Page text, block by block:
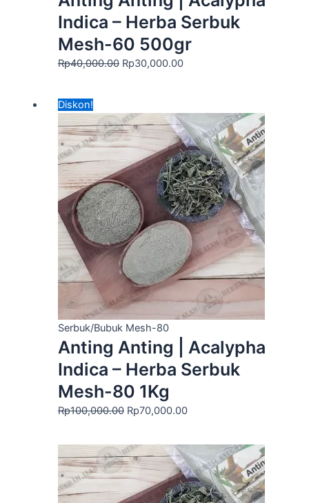
Indica – Herba Serbuk
Mesh-60 500gr
Rp40,000.00 Rp30,000.00
Diskon!
Serbuk/Bubuk Mesh-80
Anting Anting | Acalypha
Indica – Herba Serbuk
Mesh-80 1Kg
Rp100,000.00
aslinya
adalah:
Rp100,000.00.
Rp70,000.00
saat
ini
adalah:
Rp70,000.00.